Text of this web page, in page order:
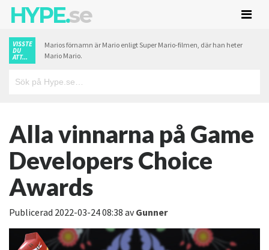
HYPE.se
VISSTE
DU
ATT...
Marios förnamn är Mario enligt Super Mario-filmen, där han heter
Mario Mario.
Alla vinnarna på Game
Developers Choice
Awards
Publicerad 2022-03-24 08:38 avGunner